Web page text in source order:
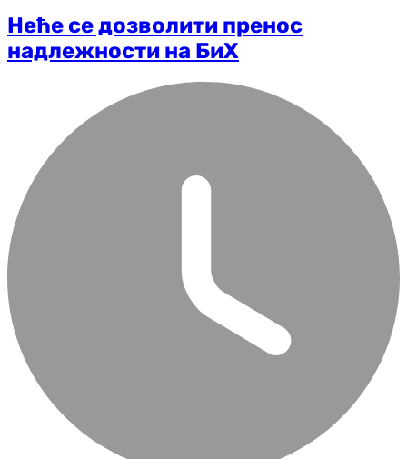
Неће се дозволити пренос
надлежности на БиХ